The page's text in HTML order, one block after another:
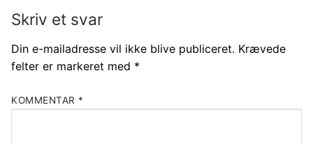
Skriv et svar
Din e-mailadresse vil ikke blive publiceret. Krævede
felter er markeret med *
KOMMENTAR *